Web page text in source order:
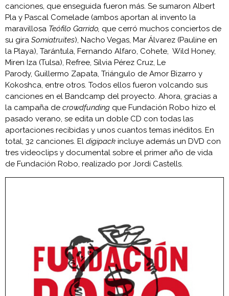
canciones, que enseguida fueron más. Se sumaron Albert
Pla y Pascal Comelade (ambos aportan al invento la
maravillosa Teófilo Garrido, que cerró muchos conciertos de
su gira Somiatruites), Nacho Vegas, Mar Álvarez (Pauline en
la Playa), Tarántula, Fernando Alfaro, Cohete, Wild Honey,
Miren Iza (Tulsa), Refree, Sílvia Pérez Cruz, Le
Parody, Guillermo Zapata, Triángulo de Amor Bizarro y
Kokoshca, entre otros. Todos ellos fueron volcando sus
canciones en el Bandcamp del proyecto. Ahora, gracias a
la campaña de crowdfunding que Fundación Robo hizo el
pasado verano, se edita un doble CD con todas las
aportaciones recibidas y unos cuantos temas inéditos. En
total, 32 canciones. El digipack incluye además un DVD con
tres videoclips y documental sobre el primer año de vida
de Fundación Robo, realizado por Jordi Castells.